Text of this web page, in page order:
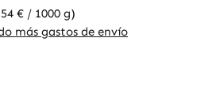
€ / 1000 g)
más gastos de envío
out of 5 stars